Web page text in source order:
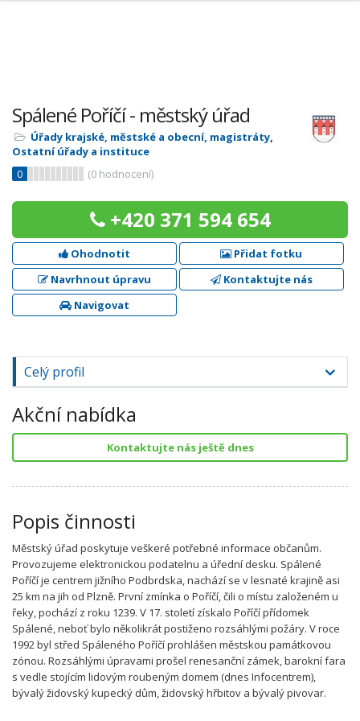
Spálené Poříčí - městský úřad
Úřady krajské, městské a obecní, magistráty,
Ostatní úřady a instituce
0
(0 hodnocení)
+420 371 594 654
Ohodnotit
Přidat fotku
Navrhnout úpravu
Kontaktujte nás
Navigovat
Celý profil
Akční nabídka
Kontaktujte nás ještě dnes
Popis činnosti
Městský úřad poskytuje veškeré potřebné informace občanům.
Provozujeme elektronickou podatelnu a úřední desku. Spálené
Poříčí je centrem jižního Podbrdska, nachází se v lesnaté krajině asi
25 km na jih od Plzně. První zmínka o Poříčí, čili o místu založeném u
řeky, pochází z roku 1239. V 17. století získalo Poříčí přídomek
Spálené, neboť bylo několikrát postiženo rozsáhlými požáry. V roce
1992 byl střed Spáleného Poříčí prohlášen městskou památkovou
zónou. Rozsáhlými úpravami prošel renesanční zámek, barokní fara
s vedle stojícím lidovým roubeným domem (dnes Infocentrem),
bývalý židovský kupecký dům, židovský hřbitov a bývalý pivovar.